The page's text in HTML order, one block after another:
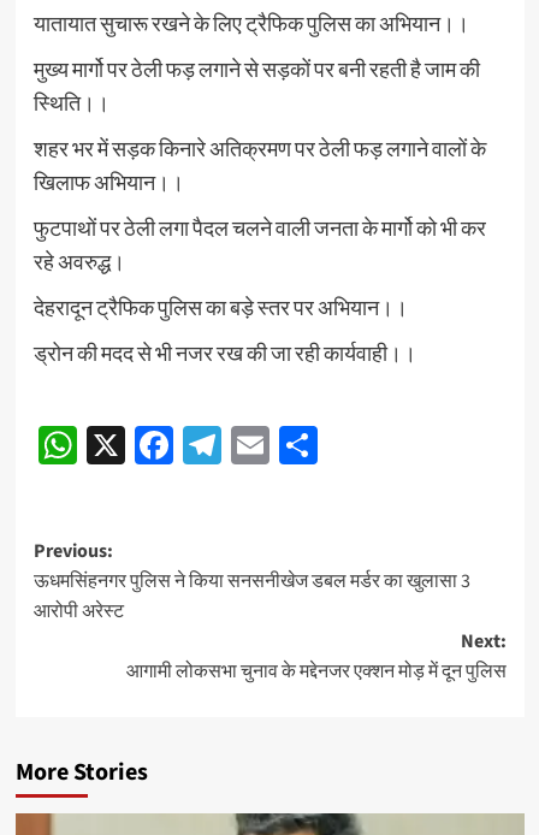
यातायात सुचारू रखने के लिए ट्रैफिक पुलिस का अभियान।।
मुख्य मार्गो पर ठेली फड़ लगाने से सड़कों पर बनी रहती है जाम की
स्थिति।।
शहर भर में सड़क किनारे अतिक्रमण पर ठेली फड़ लगाने वालों के
खिलाफ अभियान।।
फुटपाथों पर ठेली लगा पैदल चलने वाली जनता के मार्गो को भी कर
रहे अवरुद्ध।
देहरादून ट्रैफिक पुलिस का बड़े स्तर पर अभियान।।
ड्रोन की मदद से भी नजर रख की जा रही कार्यवाही।।
Continue
Reading
WhatsApp
X Facebook
Telegram
EmailShare
Post
navigation
Previous:
ऊधमसिंहनगर पुलिस ने किया सनसनीखेज डबल मर्डर का खुलासा 3
आरोपी अरेस्ट
Next:
आगामी लोकसभा चुनाव के मद्देनजर एक्शन मोड़ में दून पुलिस
More Stories